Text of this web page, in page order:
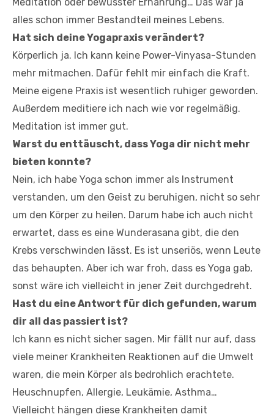
alles schon immer Bestandteil meines Lebens.
Hat sich deine Yogapraxis verändert?
Körperlich ja. Ich kann keine Power-Vinyasa-Stunden
mehr mitmachen. Dafür fehlt mir einfach die Kraft.
Meine eigene Praxis ist wesentlich ruhiger geworden.
Außerdem meditiere ich nach wie vor regelmäßig.
Meditation ist immer gut.
Warst du enttäuscht, dass Yoga dir nicht mehr
bieten konnte?
Nein, ich habe Yoga schon immer als Instrument
verstanden, um den Geist zu beruhigen, nicht so sehr
um den Körper zu heilen. Darum habe ich auch nicht
erwartet, dass es eine Wunderasana gibt, die den
Krebs verschwinden lässt. Es ist unseriös, wenn Leute
das behaupten. Aber ich war froh, dass es Yoga gab,
sonst wäre ich vielleicht in jener Zeit durchgedreht.
Hast du eine Antwort für dich gefunden, warum
dir all das passiert ist?
Ich kann es nicht sicher sagen. Mir fällt nur auf, dass
viele meiner Krankheiten Reaktionen auf die Umwelt
waren, die mein Körper als bedrohlich erachtete.
Heuschnupfen, Allergie, Leukämie, Asthma…
Vielleicht hängen diese Krankheiten damit